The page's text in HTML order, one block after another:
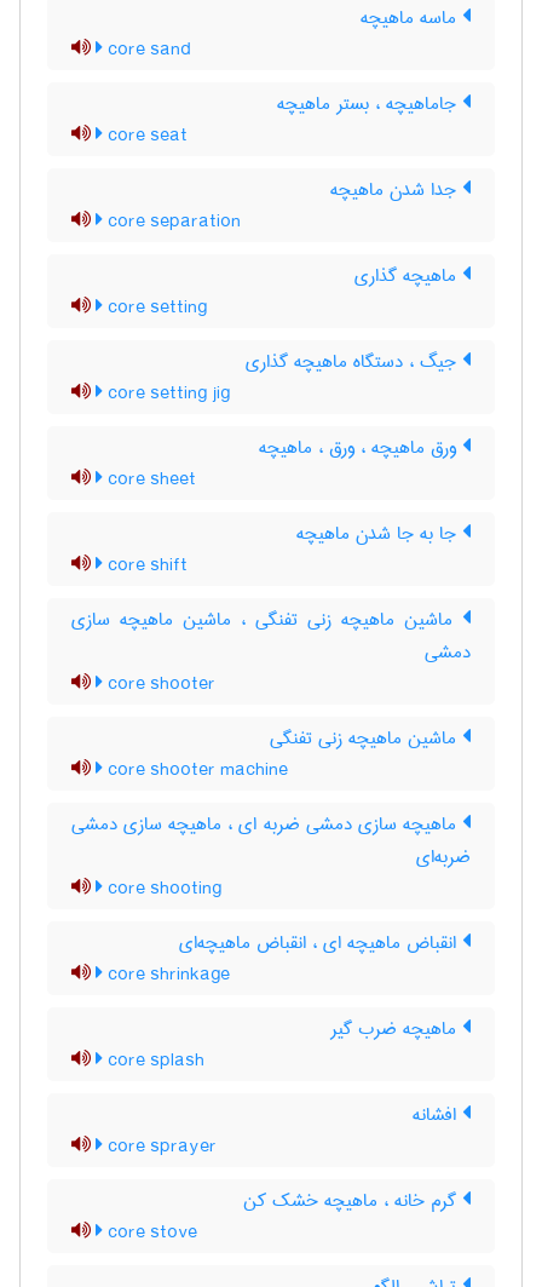
ماسه ماهیچه
core sand
جاماهیچه ، بستر ماهیچه
core seat
جدا شدن ماهیچه
core separation
ماهیچه گذاری
core setting
جیگ ، دستگاه ماهیچه گذاری
core setting jig
ورق ماهیچه ، ورق ، ماهیچه
core sheet
جا به جا شدن ماهیچه
core shift
ماشین ماهیچه زنی تفنگی ، ماشین ماهیچه سازی
دمشی
core shooter
ماشین ماهیچه زنی تفنگی
core shooter machine
ماهیچه سازی دمشی ضربه ای ، ماهیچه سازی دمشی
ضربه‌ای
core shooting
انقباض ماهیچه ای ، انقباض ماهیچه‌ای
core shrinkage
ماهیچه ضرب گیر
core splash
افشانه
core sprayer
گرم خانه ، ماهیچه خشک کن
core stove